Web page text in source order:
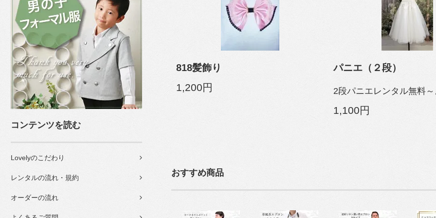
コンテンツを読む
Lovelyのこだわり
レンタルの流れ・規約
オーダーの流れ
818髪飾り
1,200円
パニエ（２段）
2段パニエレンタル無料
1,100円
おすすめ商品